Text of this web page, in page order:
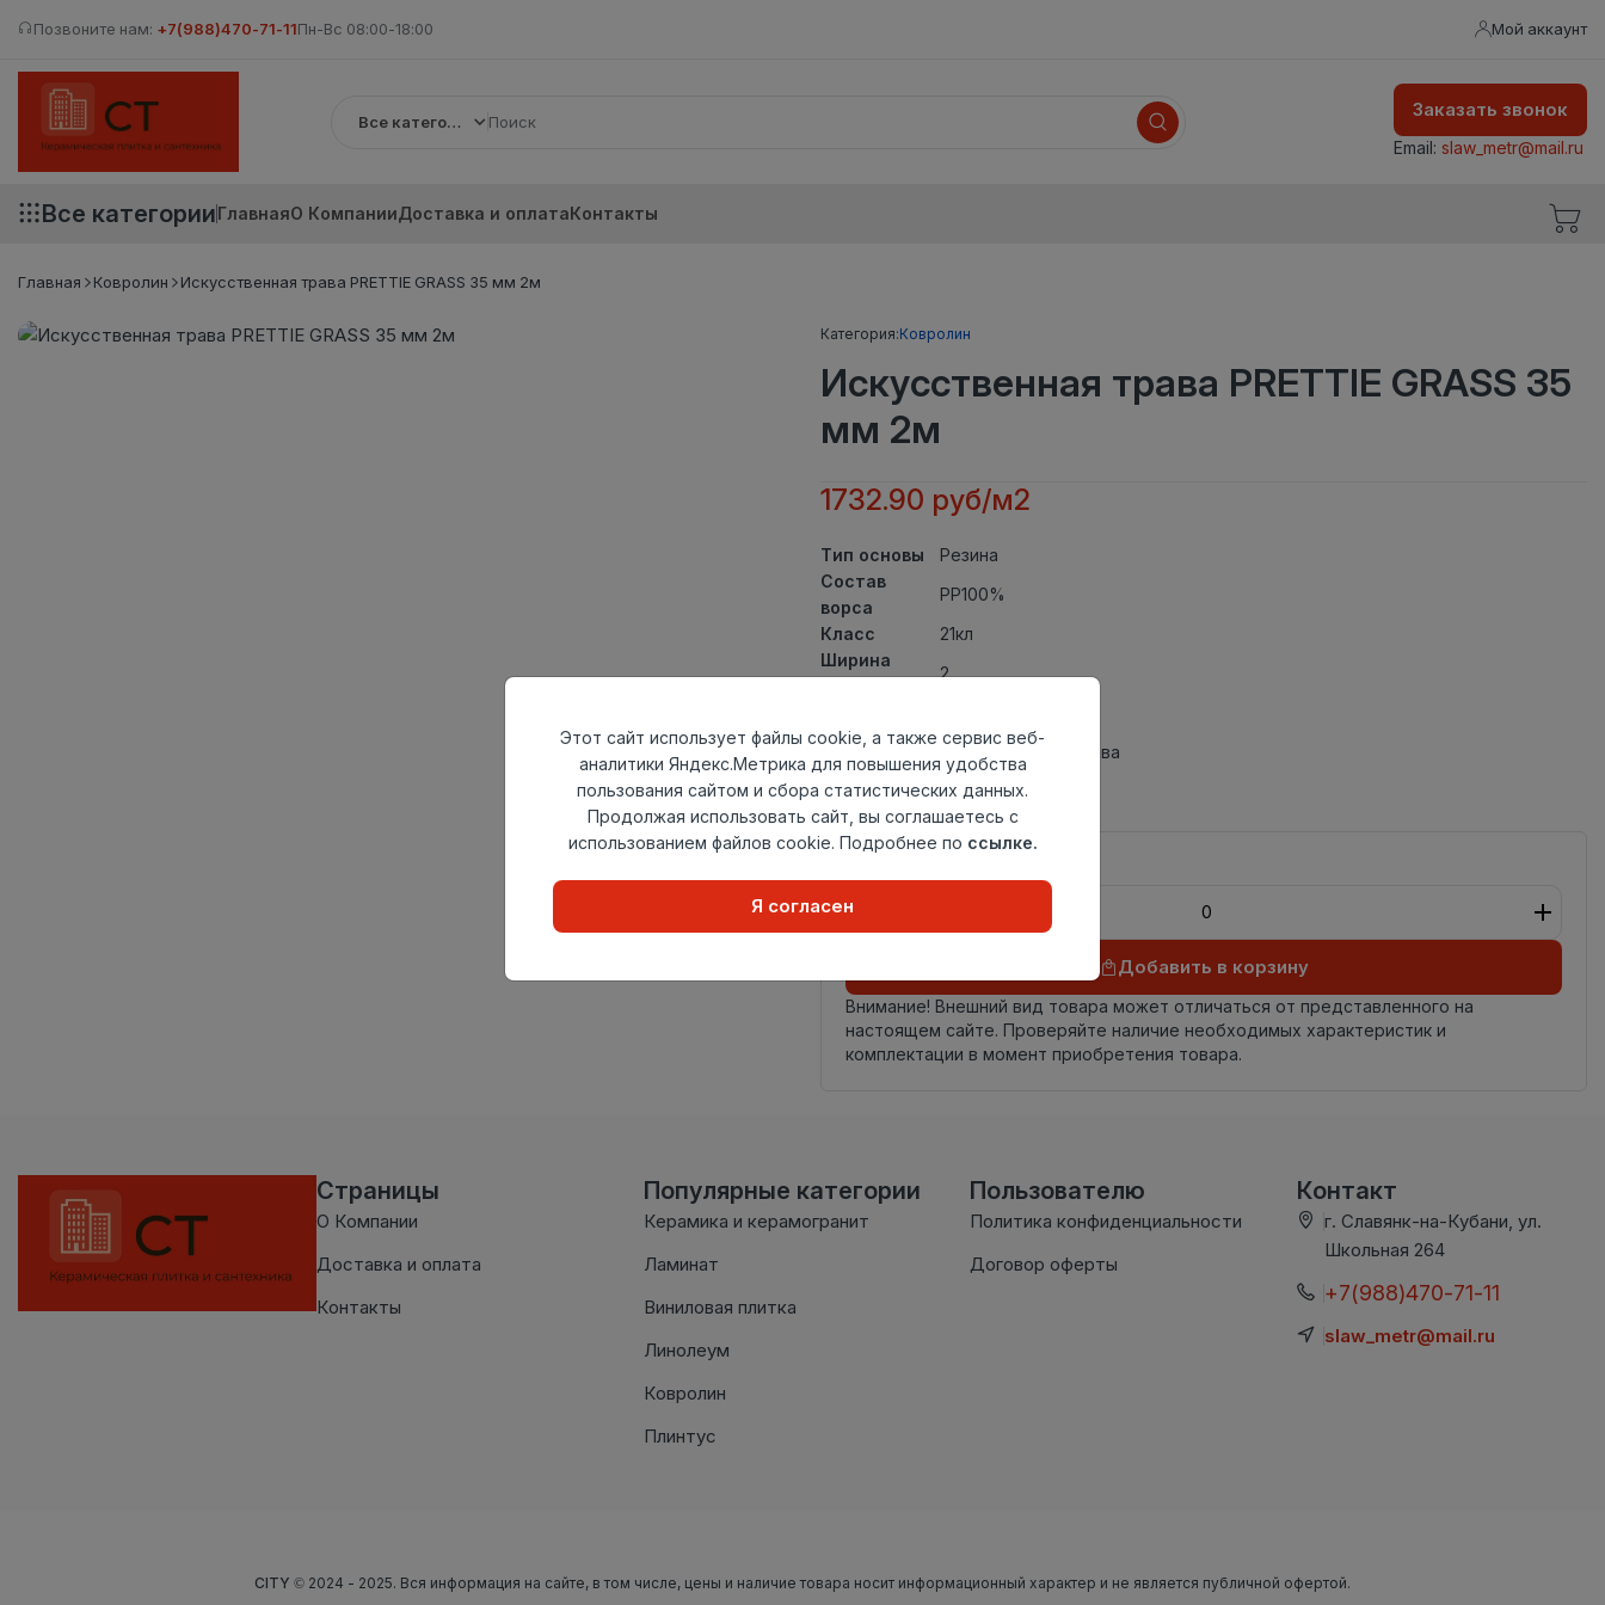
Позвоните нам: +7(988)470-71-11Пн-Вс 08:00-18:00 Мой аккаунт
Все категории
Заказать звонок
Email: slaw_metr@mail.ru
Все категорииГлавнаяО КомпанииДоставка и оплатаКонтакты
Главная Ковролин Искусственная трава PRETTIE GRASS 35 мм 2м
Категория:Ковролин
Искусственная трава PRETTIE GRASS 35
мм 2м
1732.90 руб/м2
Тип основы
Резина
Состав
ворса
PP100%
Класс
21кл
Ширина
2
Вид
ковролина
Искусственная трава
Страна
происхождения
Китай
Добавить в корзину
Внимание! Внешний вид товара может отличаться от представленного на
настоящем сайте. Проверяйте наличие необходимых характеристик и
комплектации в момент приобретения товара.
Страницы
О Компании
Доставка и оплата
Контакты
Популярные категории
Керамика и керамогранит
Ламинат
Виниловая плитка
Линолеум
Ковролин
Плинтус
Пользователю
Политика конфиденциальности
Договор оферты
Контакт
г. Славянк-на-Кубани, ул.
Школьная 264
+7(988)470-71-11
slaw_metr@mail.ru
CITY © 2024 - 2025. Вся информация на сайте, в том числе, цены и наличие товара носит информационный характер и не является публичной офертой.
Этот сайт использует файлы cookie, а также сервис веб-
аналитики Яндекс.Метрика для повышения удобства
пользования сайтом и сбора статистических данных.
Продолжая использовать сайт, вы соглашаетесь с
использованием файлов cookie. Подробнее по ссылке.
Я согласен